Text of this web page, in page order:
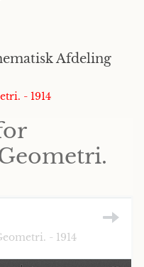
Afdeling
- 1914
- 1914